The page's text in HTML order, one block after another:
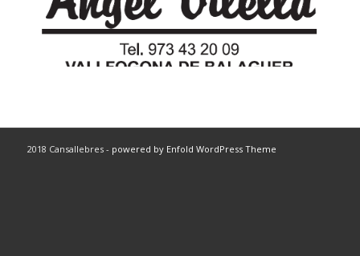
2018 Cansallebres - powered by Enfold WordPress Theme